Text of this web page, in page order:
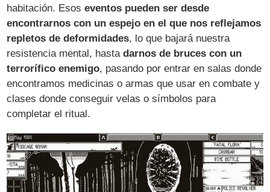
habitación. Esoseventos pueden ser desde
encontrarnos con un espejo en el que nos reflejamos
repletos de deformidades, lo que bajará nuestra
resistencia mental, hastadarnos de bruces con un
terrorífico enemigo, pasando por entrar en salas donde
encontramos medicinas o armas que usar en combate y
clases donde conseguir velas o símbolos para
completar el ritual.